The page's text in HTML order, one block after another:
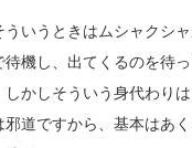
いうときはムシャクシ
機し、出てくるのを待
かしそういう身代わり
道ですから、基本はあ